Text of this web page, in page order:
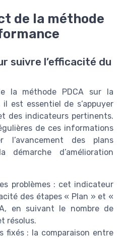
de la méthode
suivre l’efficacité du
la méthode PDCA sur la
est essentiel de s’appuyer
des indicateurs pertinents.
de ces informations
l’avancement des plans
démarche d’amélioration
problèmes : cet indicateur
des étapes « Plan » et «
en suivant le nombre de
résolus.
fixés : la comparaison entre